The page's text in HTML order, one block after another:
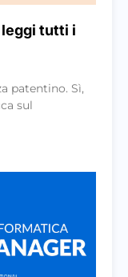
tutti i
patentino. Sì,
sul